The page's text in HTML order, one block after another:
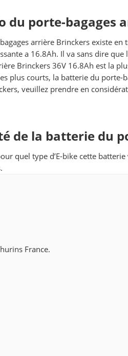
du porte-bagages
arrière Brinckers existe
a 16.8Ah. Il va sans dire
Brinckers 36V 16.8Ah est la
plus courts, la batterie du
veuillez prendre en
de la batterie du
quel type d’E-bike cette
France.